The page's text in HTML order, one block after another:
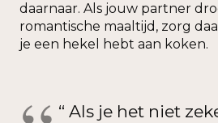
daarnaar. Als jouw partner
romantische maaltijd, zorg
je een hekel hebt aan koken.
“ Als je het niet